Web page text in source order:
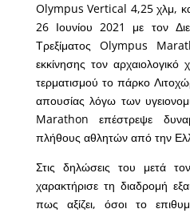
Olympus Vertical 4,25 χλμ,
26 Ιουνίου 2021 με τον
Τρεξίματος Olympus
εκκίνησης τον
τερματισμού το πάρκο
απουσίας λόγω των
Marathon επέστρεψε
πλήθους αθλητών από την
Στις δηλώσεις του μετά
χαρακτήρισε τη διαδρομή
πως αξίζει, όσοι το